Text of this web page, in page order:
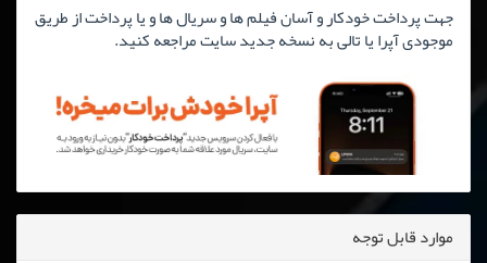
جهت پرداخت خودکار و آسان فیلم ها و سریال ها و یا پرداخت از طریق
موجودی آپرا یا تالی به نسخه جدید سایت مراجعه کنید.
موارد قابل توجه